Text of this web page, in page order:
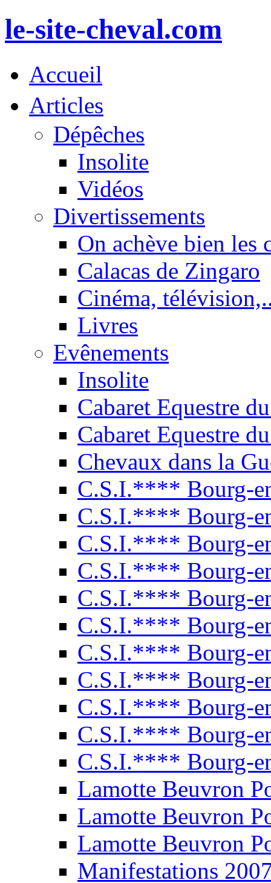
le-site-cheval.com
Accueil
Articles
Dépêches
Insolite
Vidéos
Divertissements
On achève bien les
Calacas de Zingaro
Cinéma,
Livres
Evênements
Insolite
Cabaret Equestre
Cabaret Equestre
Chevaux dans la
C.S.I.**** Bourg-
C.S.I.**** Bourg-
C.S.I.**** Bourg-
C.S.I.**** Bourg-
C.S.I.**** Bourg-
C.S.I.**** Bourg-
C.S.I.**** Bourg-
C.S.I.**** Bourg-
C.S.I.**** Bourg-
C.S.I.**** Bourg-
C.S.I.**** Bourg-
Lamotte Beuvron
Lamotte Beuvron
Lamotte Beuvron
Manifestations